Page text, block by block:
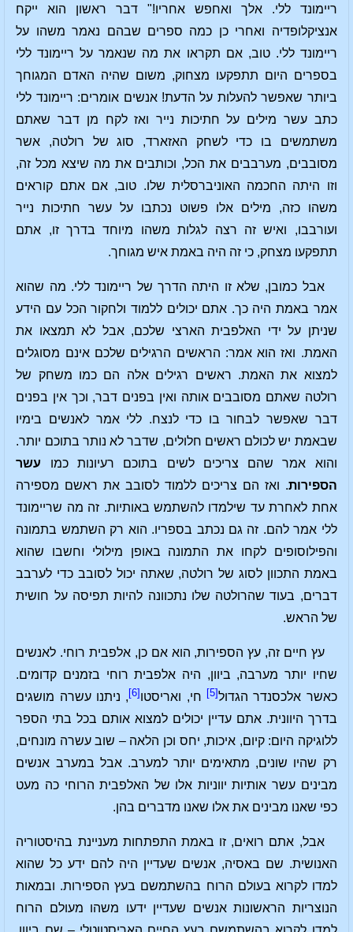
ריימונד ללי. אלך ואחפש אחריו!" דבר ראשון הוא ייקח
אנציקלופדיה ואחרי כן כמה ספרים שבהם נאמר משהו על
ריימונד ללי. טוב, אם תקראו את מה שנאמר על ריימונד ללי
בספרים היום תתפקעו מצחוק, משום שהיה האדם המגוחך
ביותר שאפשר להעלות על הדעת! אנשים אומרים: ריימונד ללי
כתב עשר מילים על חתיכות נייר ואז לקח מן דבר שאתם
משתמשים בו כדי לשחק האזארד, סוג של רולטה, אשר
מסובבים, מערבבים את הכל, וכותבים את מה שיצא מכל זה,
וזו היתה החכמה האוניברסלית שלו. טוב, אם אתם קוראים
משהו כזה, מילים אלו פשוט נכתבו על עשר חתיכות נייר
ועורבבו, ואיש זה רצה לגלות משהו מיוחד בדרך זו, אתם
תתפקעו מצחק, כי זה היה באמת איש מגוחך.
אבל כמובן, שלא זו היתה הדרך של ריימונד ללי. מה שהוא
אמר באמת היה כך. אתם יכולים ללמוד ולחקור הכל עם הידע
שניתן על ידי האלפבית הארצי שלכם, אבל לא תמצאו את
האמת. ואז הוא אמר: הראשים הרגילים שלכם אינם מסוגלים
למצוא את האמת. ראשים רגילים אלה הם כמו משחק של
רולטה שאתם מסובבים אותה ואין בפנים דבר, וכך אין בפנים
דבר שאפשר לבחור בו כדי לנצח. ללי אמר לאנשים בימיו
שבאמת יש לכולם ראשים חלולים, שדבר לא נותר בתוכם יותר.
והוא אמר שהם צריכים לשים בתוכם רעיונות כמו עשר
הספירות. ואז הם צריכים ללמוד לסובב את ראשם מספירה
אחת לאחרת עד שילמדו להשתמש באותיות. זה מה שריימונד
ללי אמר להם. זה גם נכתב בספריו. הוא רק השתמש בתמונה
והפילוסופים לקחו את התמונה באופן מילולי וחשבו שהוא
באמת התכוון לסוג של רולטה, שאתה יכול לסובב כדי לערבב
דברים, בעוד שהרולטה שלו נתכוונה להיות תפיסה על חושית
של הראש.
עץ חיים זה, עץ הספירות, הוא אם כן, אלפבית רוחי. לאנשים
שחיו יותר מערבה, ביוון, היה אלפבית רוחי בזמנים קדומים.
כאשר אלכסנדר הגדול[5] חי, ואריסטו[6]
, ניתנו עשרה מושגים
בדרך היוונית. אתם עדיין יכולים למצוא אותם בכל בתי הספר
ללוגיקה היום: קיום, איכות, יחס וכן הלאה – שוב עשרה מונחים,
רק שהיו שונים, מתאימים יותר למערב. אבל במערב אנשים
מבינים עשר אותיות יווניות אלו של האלפבית הרוחי כה מעט
כפי שאנו מבינים את אלו שאנו מדברים בהן.
אבל, אתם רואים, זו באמת התפתחות מעניינת בהיסטוריה
האנושית. שם באסיה, אנשים שעדיין היה להם ידע כל שהוא
למדו לקרוא בעולם הרוח בהשתמשם בעץ הספירות. ובמאות
הנוצריות הראשונות אנשים שעדיין ידעו משהו מעולם הרוח